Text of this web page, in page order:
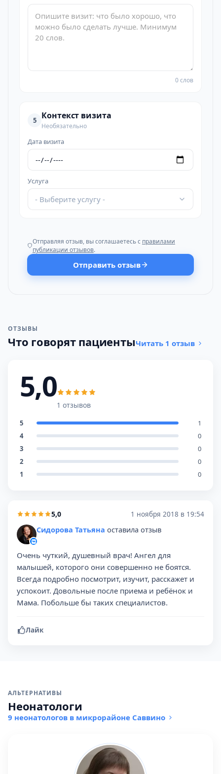
0 слов
5 Контекст визита
Необязательно
Дата визита
Услуга
- Выберите услугу -
Отправляя отзыв, вы соглашаетесь с правилами
публикации отзывов.
Отправить отзыв
ОТЗЫВЫ
Что говорят пациентыЧитать 1 отзыв
5,0
1 отзывов
5
1
4
0
3
0
2
0
1
0
5,0 1 ноября 2018 в 19:54
Сидорова Татьяна оставила отзыв
Очень чуткий, душевный врач! Ангел для
малышей, которого они совершенно не боятся.
Всегда подробно посмотрит, изучит, расскажет и
успокоит. Довольные после приема и ребёнок и
Мама. Побольше бы таких специалистов.
Лайк
АЛЬТЕРНАТИВЫ
Неонатологи
9 неонатологов в микрорайоне Саввино